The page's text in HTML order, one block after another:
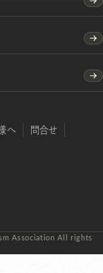
へ 問合せ
Association All rights